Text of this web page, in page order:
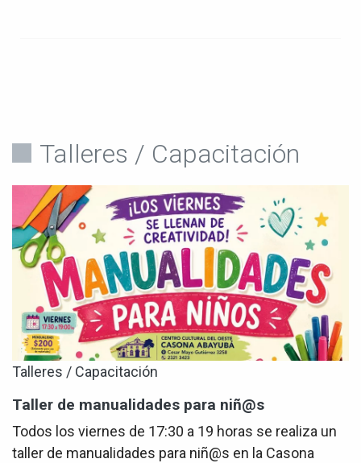
Talleres / Capacitación
Talleres / Capacitación
Taller de manualidades para niñ@s
Todos los viernes de 17:30 a 19 horas se realiza un
taller de manualidades para niñ@s en la Casona